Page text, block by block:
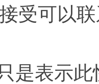
受可以
是表示